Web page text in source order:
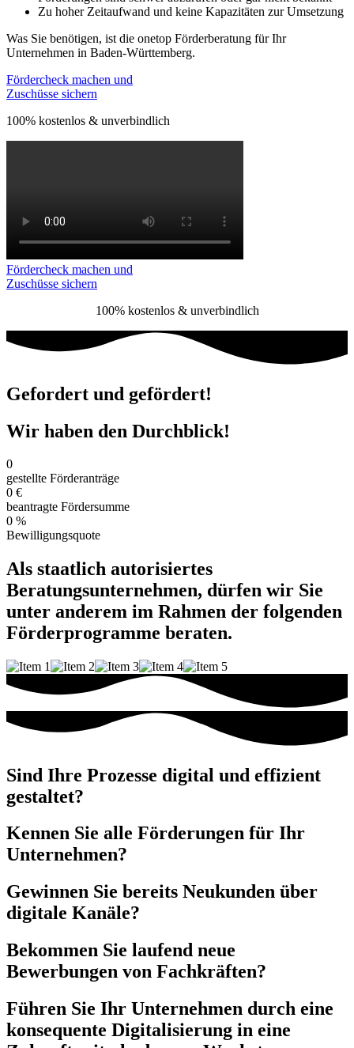
Zu hoher Zeitaufwand und keine Kapazitäten zur Umsetzung
Was Sie benötigen, ist die onetop Förderberatung für Ihr
Unternehmen in Baden-Württemberg.
Fördercheck machen und
Zuschüsse sichern
100% kostenlos & unverbindlich
Fördercheck machen und
Zuschüsse sichern
100% kostenlos & unverbindlich
Gefordert und gefördert!
Wir haben den Durchblick!
0
gestellte Förderanträge
0 €
beantragte Fördersumme
0 %
Bewilligungsquote
Als staatlich autorisiertes
Beratungsunternehmen, dürfen wir Sie
unter anderem im Rahmen der folgenden
Förderprogramme beraten.
Sind Ihre Prozesse digital und effizient
gestaltet?
Kennen Sie alle Förderungen für Ihr
Unternehmen?
Gewinnen Sie bereits Neukunden über
digitale Kanäle?
Bekommen Sie laufend neue
Bewerbungen von Fachkräften?
Führen Sie Ihr Unternehmen durch eine
konsequente Digitalisierung in eine